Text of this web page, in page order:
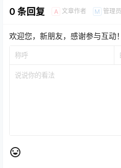
0 条回复 A 文章作者 M 管理员
欢迎您，新朋友，感谢参与互动！